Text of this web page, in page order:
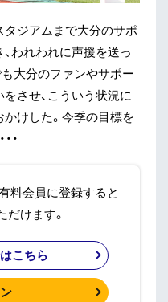
ジアムまで大分のサポ
われわれに声援を送っ
大分のファンやサポー
させ、こういう状況に
けした。今季の目標を
・
料会員に登録すると
けます。
こちら